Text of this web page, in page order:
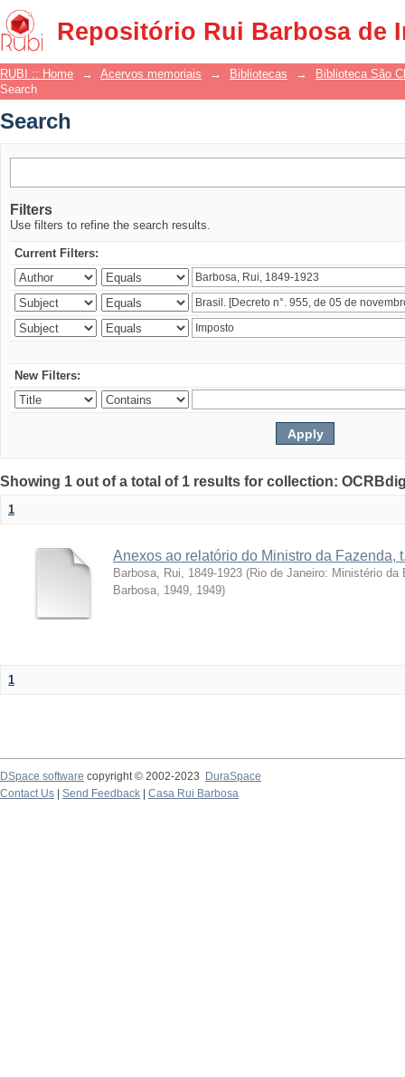
Repositório Rui Barbosa de
Search
RUBI :: Home → Acervos memoriais → Bibliotecas →
Biblioteca São
Search
Search
Filters
Use filters to refine the search results.
Current Filters:
New Filters:
Showing 1 out of a total of 1 results for collection:
1
Anexos ao relatório do Ministro da Fazenda,
Barbosa, Rui, 1849-1923 (Rio de Janeiro: Ministério
Barbosa, 1949, 1949)
1
DSpace software copyright © 2002-2023
DuraSpace
Contact Us
Send Feedback Casa Rui Barbosa